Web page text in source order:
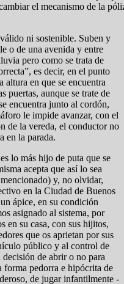
el mecanismo de la
ni sostenible. Suben y
o de una avenida y entre
pero como se trata de
es decir, en el punto
altura en que se encuentra
puertas, aunque se trate de
encuentra junto al cordón,
le impide avanzar, con el
de la vereda, el conductor no
en la parada.
lo más hijo de puta que se
acepta que así lo sea
y, no olvidar,
en la Ciudad de Buenos
ápice, en su condición
asignado al sistema, por
en su casa, con sus hijitos,
que os aprietan por sus
público y al control de
de abrir o no para
forma pedorra e hipócrita de
de jugar infantilmente -